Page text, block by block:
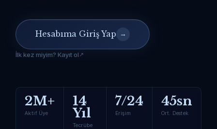
Hesabıma Giriş Yap →
İlk kez miyim? Kayıt ol
2M+
Aktif Üye
14
Yıl
Tecrübe
7/24
Erişim
45sn
Ort. Destek